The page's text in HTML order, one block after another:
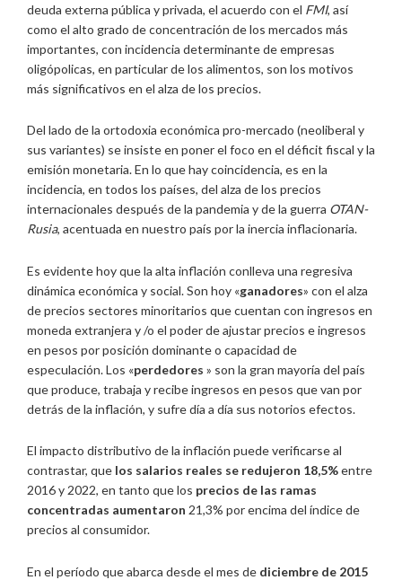
deuda externa pública y privada, el acuerdo con el FMI, así
como el alto grado de concentración de los mercados más
importantes, con incidencia determinante de empresas
oligópolicas, en particular de los alimentos, son los motivos
más significativos en el alza de los precios.
Del lado de la ortodoxia económica pro-mercado (neoliberal y
sus variantes) se insiste en poner el foco en el déficit fiscal y la
emisión monetaria. En lo que hay coincidencia, es en la
incidencia, en todos los países, del alza de los precios
internacionales después de la pandemia y de la guerra OTAN-
Rusia, acentuada en nuestro país por la inercia inflacionaria.
Es evidente hoy que la alta inflación conlleva una regresiva
dinámica económica y social. Son hoy «ganadores» con el alza
de precios sectores minoritarios que cuentan con ingresos en
moneda extranjera y /o el poder de ajustar precios e ingresos
en pesos por posición dominante o capacidad de
especulación. Los «perdedores » son la gran mayoría del país
que produce, trabaja y recibe ingresos en pesos que van por
detrás de la inflación, y sufre día a día sus notorios efectos.
El impacto distributivo de la inflación puede verificarse al
contrastar, que los salarios reales se redujeron 18,5%entre
2016 y 2022, en tanto que los precios de las ramas
concentradas aumentaron 21,3% por encima del índice de
precios al consumidor.
En el período que abarca desde el mes de diciembre de 2015